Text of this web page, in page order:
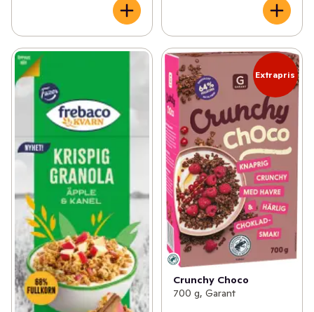
Extrapris
Crunchy Choco
700 g, Garant